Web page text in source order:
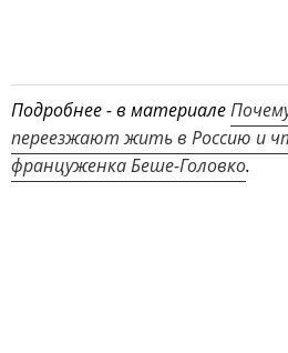
Подробнее - в материале
переезжают жить в Россию и
француженка Беше-Головко.